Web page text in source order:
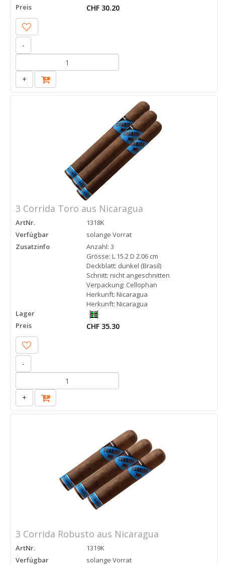
Preis
CHF 30.20
-
+
3 Corrida Toro aus Nicaragua
ArtNr.
1318K
Verfügbar
solange Vorrat
Zusatzinfo
Anzahl: 3
Grösse: L 15.2 D 2.06 cm
Deckblatt: dunkel (Brasil)
Schnitt: nicht angeschnitten
Verpackung: Cellophan
Herkunft: Nicaragua
Herkunft: Nicaragua
Lager
Preis
CHF 35.30
-
+
3 Corrida Robusto aus Nicaragua
ArtNr.
1319K
Verfügbar
solange Vorrat